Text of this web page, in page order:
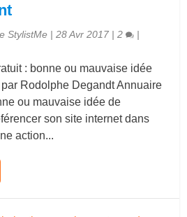
StylistMe |28 Avr 2017 |2 |
: bonne ou mauvaise idée
Rodolphe Degandt Annuaire
ou mauvaise idée de
son site internet dans
action...